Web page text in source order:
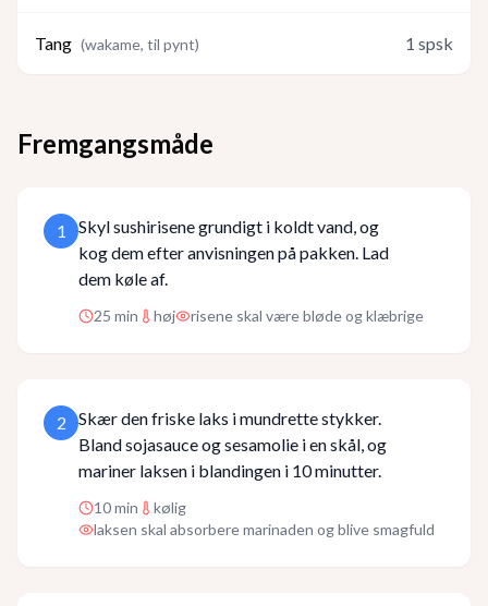
Tang (wakame, til pynt) 1 spsk
Fremgangsmåde
1
Skyl sushirisene grundigt i koldt vand, og
kog dem efter anvisningen på pakken. Lad
dem køle af.
25 min høj risene skal være bløde og klæbrige
2
Skær den friske laks i mundrette stykker.
Bland sojasauce og sesamolie i en skål, og
mariner laksen i blandingen i 10 minutter.
10min
kølig
laksen skal absorbere marinaden og blive smagfuld